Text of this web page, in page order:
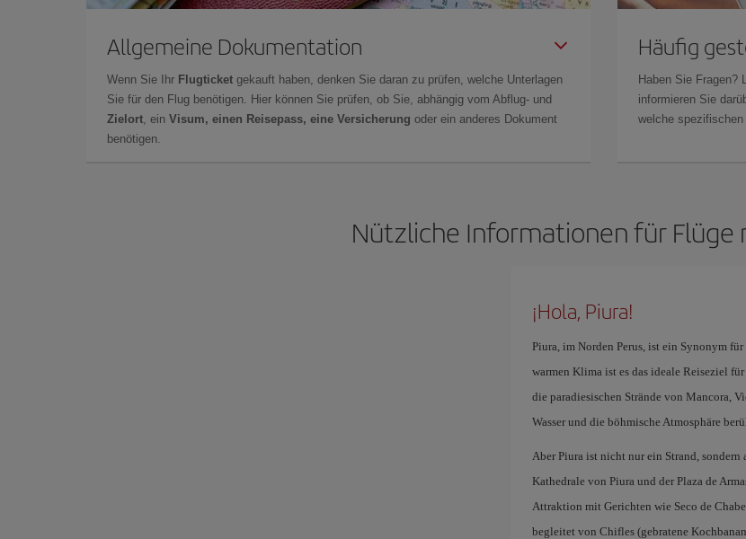
Allgemeine Dokumentation
Wenn Sie Ihr Flugticket gekauft haben, denken Sie daran zu prüfen, welche Unterlagen
Sie für den Flug benötigen. Hier können Sie prüfen, ob Sie, abhängig vom Abflug- und
Zielort , ein Visum, einen Reisepass, eine Versicherung oder ein anderes Dokument
benötigen.
Häufig
Haben Sie Fragen?
informieren Sie
welche spezifischen
Nützliche Informationen für Flüge
¡Hola, Piura!
Piura, im Norden Perus, ist ein Synonym
warmen Klima ist es das ideale Reiseziel
die paradiesischen Strände von Mancora,
Wasser und die böhmische Atmosphäre
Aber Piura ist nicht nur ein Strand,
Kathedrale von Piura und der Plaza de
Attraktion mit Gerichten wie Seco de
begleitet von Chifles (gebratene